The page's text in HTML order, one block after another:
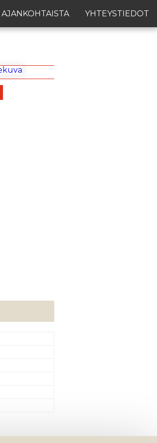
AJANKOHTAISTA YHTEYSTIEDOT